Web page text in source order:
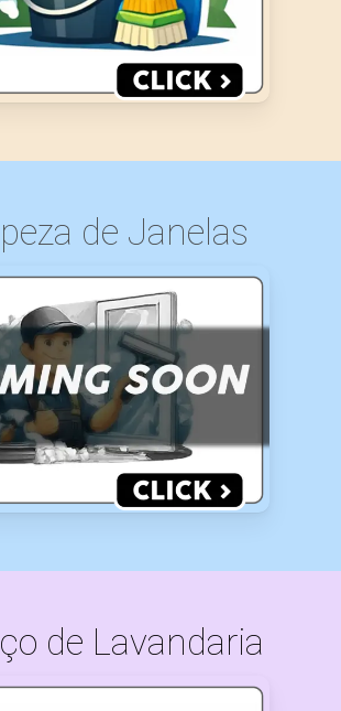
de Janelas
de Lavandaria